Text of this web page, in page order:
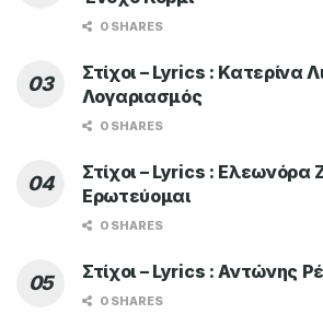
0 SHARES
Στίχοι – Lyrics : Κατερίνα
Λογαριασμός
0 SHARES
Στίχοι – Lyrics : Ελεωνόρα
Ερωτεύομαι
0 SHARES
Στίχοι – Lyrics : Αντώνης
0 SHARES